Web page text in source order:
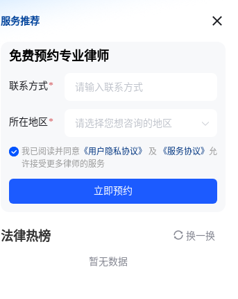
服务推荐
服务推荐
免费预约专业律师
联系方式
所在地区
我已阅读并同意 《用户隐私协议》 及 《服务协议》 允
许接受更多律师的服务
立即预约
法律热榜 换一换
暂无数据